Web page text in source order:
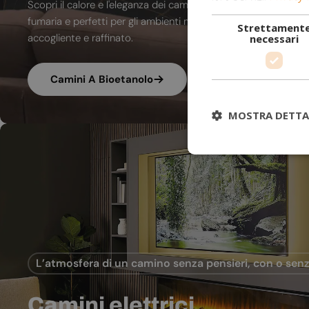
Scopri il calore e l'eleganza dei camini a bioetanolo. A
fumaria e perfetti per gli ambienti moderni, trasformano ogni
accogliente e raffinato.
Camini A Bioetanolo
L’atmosfera di un camino senza pensieri, con o
necessari
MOSTRA